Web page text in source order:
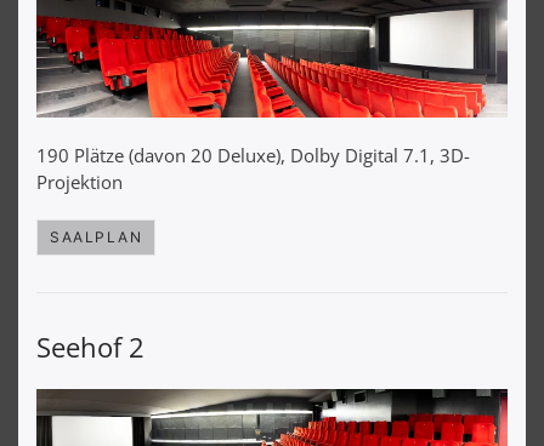
190 Plätze (davon 20 Deluxe), Dolby Digital 7.1, 3D-
Projektion
SAALPLAN
Seehof 2